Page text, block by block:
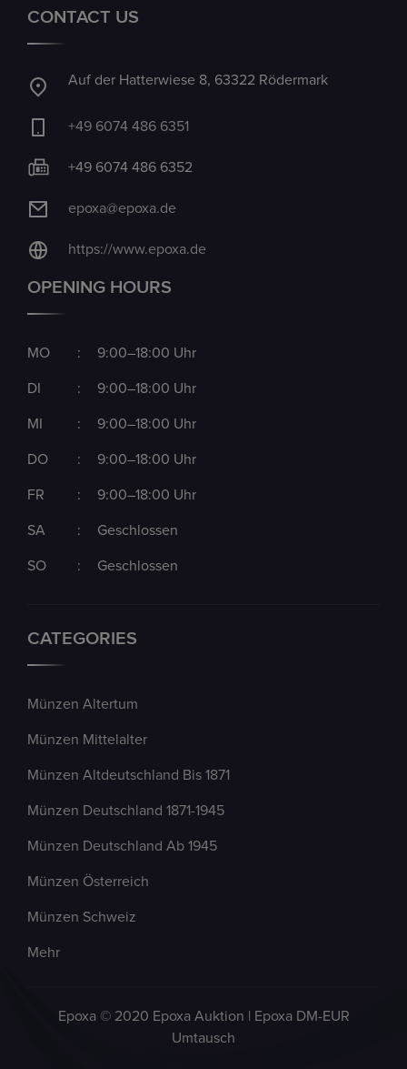
CONTACT US
Auf der Hatterwiese 8, 63322 Rödermark
+49 6074 486 6351
+49 6074 486 6352
epoxa@epoxa.de
https://www.epoxa.de
OPENING HOURS
MO : 9:00–18:00 Uhr
DI : 9:00–18:00 Uhr
MI : 9:00–18:00 Uhr
DO : 9:00–18:00 Uhr
FR : 9:00–18:00 Uhr
SA : Geschlossen
SO : Geschlossen
CATEGORIES
Münzen Altertum
Münzen Mittelalter
Münzen Altdeutschland Bis 1871
Münzen Deutschland 1871-1945
Münzen Deutschland Ab 1945
Münzen Österreich
Münzen Schweiz
Mehr
Epoxa © 2020 Epoxa Auktion | Epoxa DM-EUR
Umtausch